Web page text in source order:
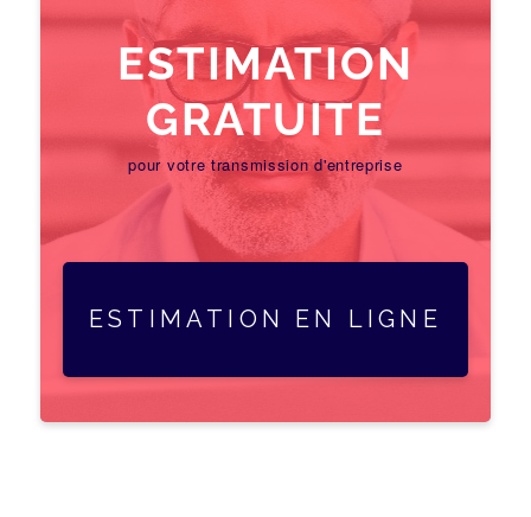
ESTIMATION
GRATUITE
pour votre transmission d'entreprise
ESTIMATION EN LIGNE